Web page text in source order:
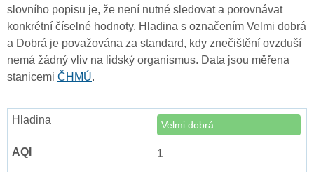
slovního popisu je, že není nutné sledovat a porovnávat
konkrétní číselné hodnoty. Hladina s označením Velmi dobrá
a Dobrá je považována za standard, kdy znečištění ovzduší
nemá žádný vliv na lidský organismus. Data jsou měřena
stanicemi ČHMÚ.
Velmi dobrá
1